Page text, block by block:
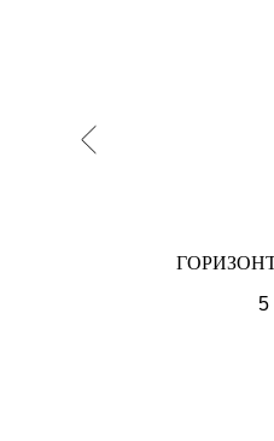
ГОРИЗОНТ
5